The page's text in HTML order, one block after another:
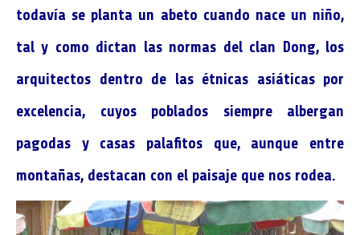
todavía se planta un abeto cuando nace un niño,
tal y como dictan las normas del clan Dong, los
arquitectos dentro de las étnicas asiáticas por
excelencia, cuyos poblados siempre albergan
pagodas y casas palafitos que, aunque entre
montañas, destacan con el paisaje que nos rodea.